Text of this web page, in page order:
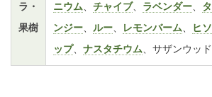
ラ・
果樹
ニウム
チャイブ、 ラベンダー
タ
ンジー
ルー レモンバーム
ヒソ
ップ、 ナスタチウム 、サザンウッド